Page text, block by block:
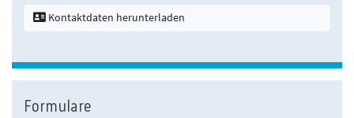
Kontaktdaten herunterladen
Formulare